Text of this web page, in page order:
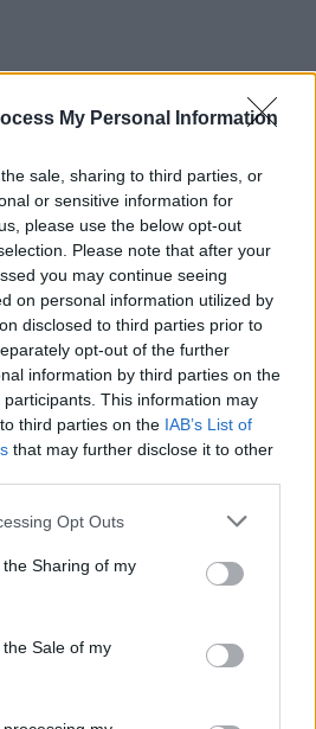
My Personal Information
sale, sharing to third parties, or
or sensitive information for
please use the below opt-out
Please note that after your
you may continue seeing
on personal information utilized by
disclosed to third parties prior to
opt-out of the further
information by third parties on the
participants. This information may
third parties on the IAB’s List of
that may further disclose it to other
Opt Outs
Sharing of my
Sale of my